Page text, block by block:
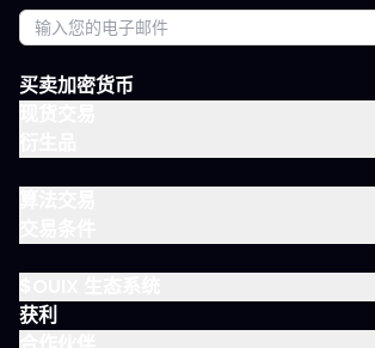
医疗 加密货币：BTC、ETH、SOL和山寨币 大
油、白银 ETF：SPY、QQQ、MSCI World 免费
何定位？ IVLite特意定位于免费账户与VIP之间
内容但不需要全方位陪伴，这是最佳选择。 你
VIP 晨间简报
买卖加密货币
获利